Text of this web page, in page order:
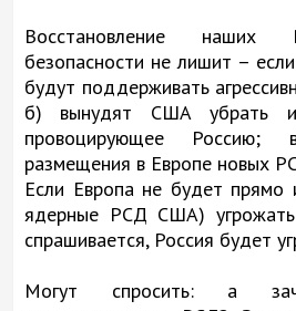
Восстановление
безопасности не лишит –
будут поддерживать
б) вынудят США убрать
провоцирующее Россию;
размещения в Европе новых
Если Европа не будет прямо
ядерные РСД США)
спрашивается, Россия будет
Могут спросить: а